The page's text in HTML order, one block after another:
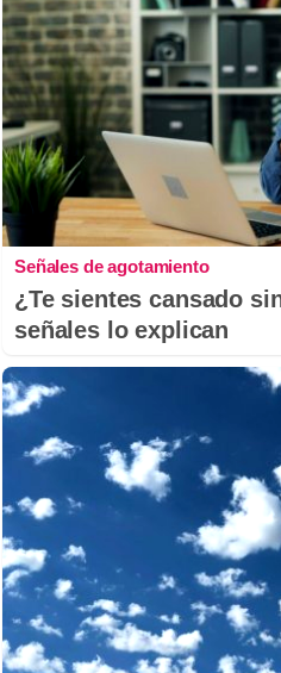
Señales de agotamiento
¿Te sientes cansado
señales lo explican